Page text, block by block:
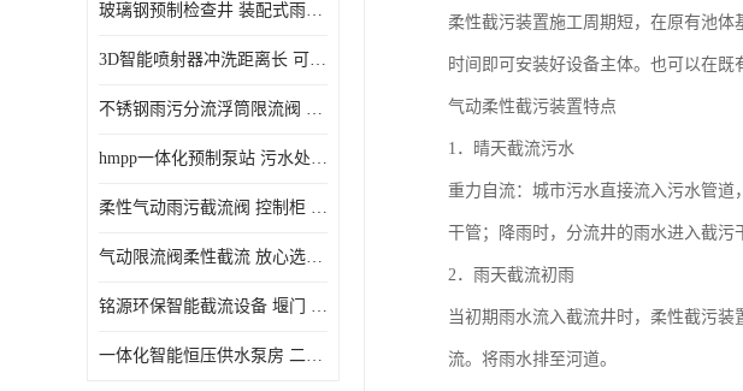
玻璃钢预制检查井 装配式雨水污水井 初期弃流井 源头厂家
3D智能喷射器冲洗距离长 可270度旋转 高强度水压远距离喷洗
不锈钢雨污分流浮筒限流阀 DN150-DN1000 品质可信
hmpp一体化预制泵站 污水处理系统 乡镇学校市政排水 厂家供应
柔性气动雨污截流阀 控制柜 远程控制安全性高检修方便
气动限流阀柔性截流 放心选购 控源截污铭源环保
铭源环保智能截流设备 堰门 铸铁调节闸门作用 源头商家 可定制
一体化智能恒压供水泵房 二次加压供水设备户外智慧泵房
柔性截污装置施工周期短，在原有池
时间即可安装好设备主体。也可以在既
气动柔性截污装置特点
1．晴天截流污水
重力自流：城市污水直接流入污水管
干管；降雨时，分流井的雨水进入截污
2．雨天截流初雨
当初期雨水流入截流井时，柔性截污
流。将雨水排至河道。